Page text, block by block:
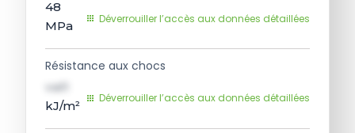
48
MPa
Déverrouiller l’accès aux données détaillées
Résistance aux chocs
val1
kJ/m²
Déverrouiller l’accès aux données détaillées